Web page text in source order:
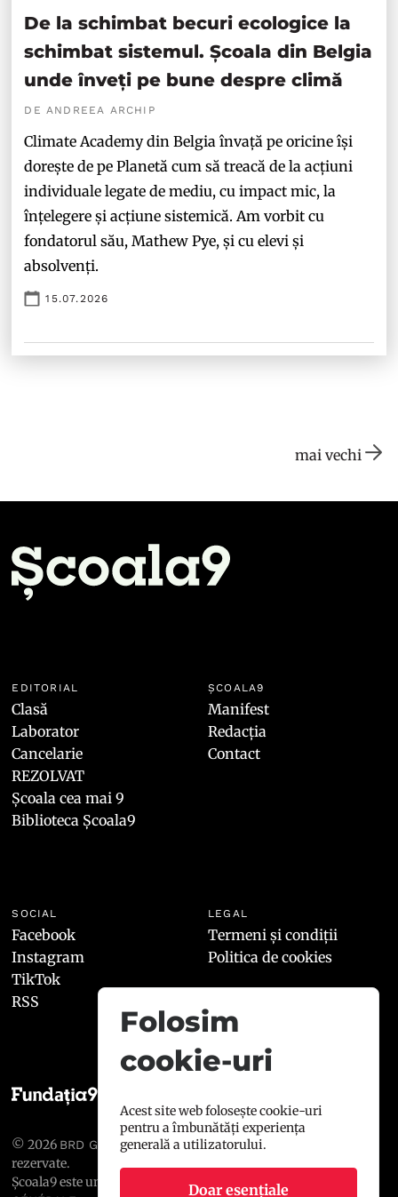
De la schimbat becuri ecologice la
schimbat sistemul. Școala din Belgia
unde înveți pe bune despre climă
DE ANDREEA ARCHIP
Climate Academy din Belgia învață pe oricine își
dorește de pe Planetă cum să treacă de la acțiuni
individuale legate de mediu, cu impact mic, la
înțelegere și acțiune sistemică. Am vorbit cu
fondatorul său, Mathew Pye, și cu elevi și
absolvenți.
15.07.2026
mai vechi
EDITORIAL
Clasă
Laborator
Cancelarie
REZOLVAT
Școala cea mai 9
Biblioteca Școala9
ȘCOALA9
Manifest
Redacția
Contact
SOCIAL
Facebook
Instagram
TikTok
RSS
LEGAL
Termeni și condiții
Politica de cookies
© 2026 BRD GROUPE SOCIÉTÉ GÉNÉRALE
rezervate.
Școala9 este un proiect susținut de
BRD GROUPE SOCIÉTÉ
Folosim
cookie-uri
Acest site web folosește cookie-uri
pentru a îmbunătăți experiența
generală a utilizatorului.
Doar esențiale